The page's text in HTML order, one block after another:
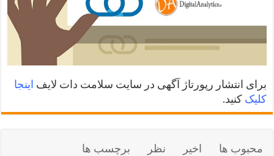
برای انتشار رپورتاژ آگهی در سایت سلامت دات لایف اینجا
کلیک کنید.
محبوب ها اخیر نظر
برچسب ها